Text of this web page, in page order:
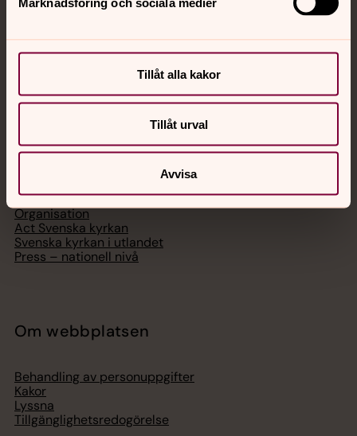
Tillåt alla kakor
Tillåt urval
Avvisa
Digitalt brev
Svenska kyrkan
Hitta församling
Ge en gåva
Organisation
Act Svenska kyrkan
Svenska kyrkan i utlandet
Press – nationell nivå
Om webbplatsen
Behandling av personuppgifter
Kakor
Lyssna
Tillgänglighetsredogörelse